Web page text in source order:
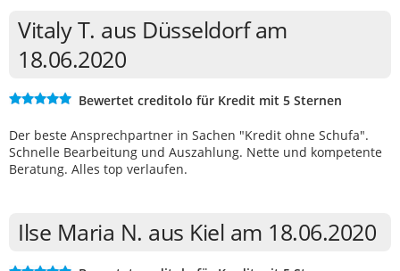
Vitaly T. aus Düsseldorf am
18.06.2020
Bewertet creditolo für Kredit mit 5 Sternen
Der beste Ansprechpartner in Sachen "Kredit ohne Schufa".
Schnelle Bearbeitung und Auszahlung. Nette und kompetente
Beratung. Alles top verlaufen.
Ilse Maria N. aus Kiel am 18.06.2020